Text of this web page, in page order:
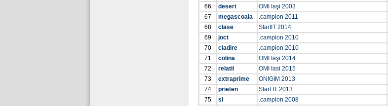
66
desert OMI Iaşi 2003
67
megascoala .campion 2011
68
clase StartIT 2014
69
joct .campion 2010
70
cladire .campion 2010
71
colina OMI Iaşi 2014
72
relatii OMI Iasi 2015
73
extraprime ONIGIM 2013
74
prieten Start IT 2013
75
sl .campion 2008